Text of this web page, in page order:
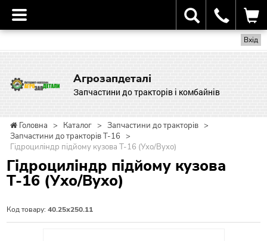
Вхід
Агрозапдеталі
Запчастини до тракторів і комбайнів
Головна > Каталог > Запчастини до тракторів >
Запчастини до тракторів Т-16 >
Гідроциліндр підйому кузова Т-16 (Ухо/Вухо)
Гідроциліндр підйому кузова
Т-16 (Ухо/Вухо)
Код товару: 40.25х250.11